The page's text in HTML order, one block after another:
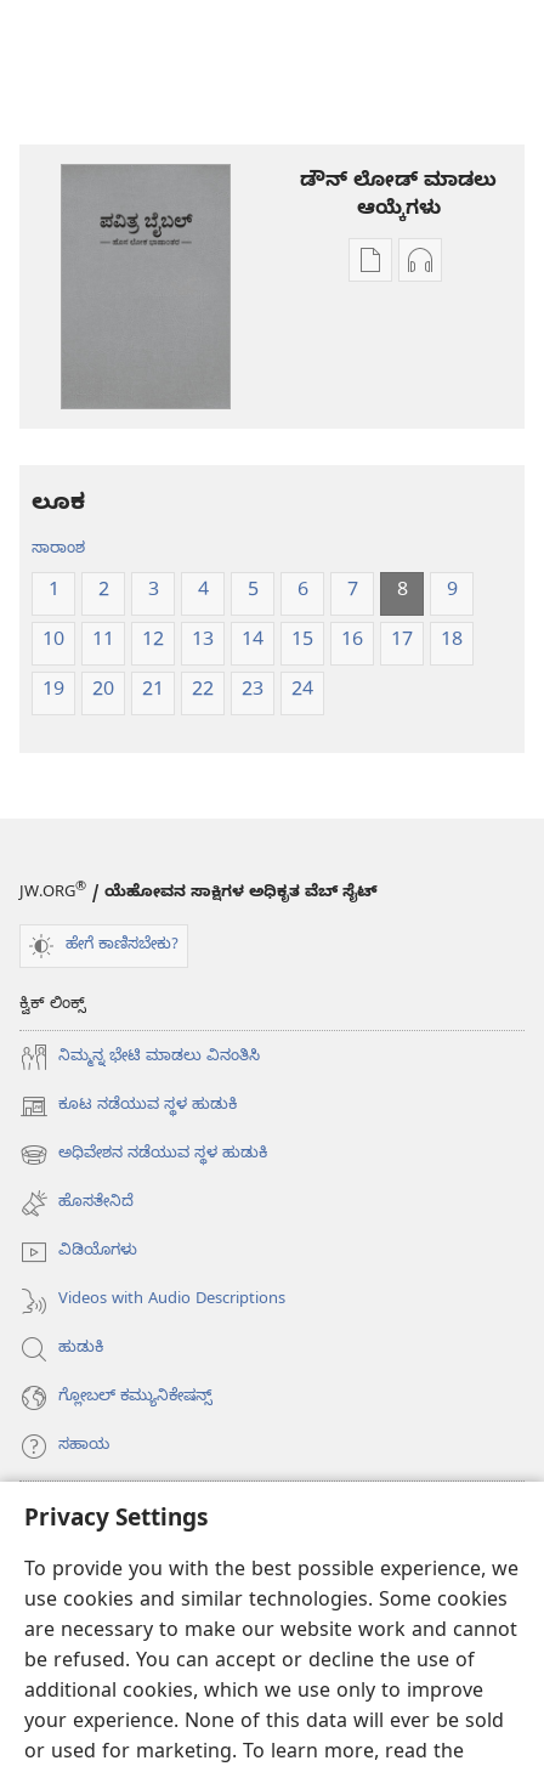
Privacy Settings
To provide you with the best possible experience, we
use cookies and similar technologies. Some cookies
are necessary to make our website work and cannot
be refused. You can accept or decline the use of
additional cookies, which we use only to improve
your experience. None of this data will ever be sold
or used for marketing. To learn more, read the
ಡೌನ್ ಲೋಡ್ ಮಾಡಲು
ಆಯ್ಕೆಗಳು
ಪ್ರಕಾಶನಆಡಿಯೋ
ಲೂಕ
ಸಾರಾಂಶ
1 2 3 4 5 6 7 8
9
10
11 12 13 14 15 16 17
18
19
20 21 22 23 24
JW.ORG® / ಯೆಹೋವನ ಸಾಕ್ಷಿಗಳ ಅಧಿಕೃತ ವೆಬ್ ಸೈಟ್
ಹೇಗೆ ಕಾಣಿಸಬೇಕು?
ಕ್ವಿಕ್ ಲಿಂಕ್ಸ್
ನಿಮ್ಮನ್ನ ಭೇಟಿ ಮಾಡಲು ವಿನಂತಿಸಿ
ಕೂಟ ನಡೆಯುವ ಸ್ಥಳ ಹುಡುಕಿ
(opens
new
window)
ಅಧಿವೇಶನ ನಡೆಯುವ ಸ್ಥಳ ಹುಡುಕಿ
(opens
new
window)
ಹೊಸತೇನಿದೆ
ವಿಡಿಯೊಗಳು
Videos with Audio Descriptions
ಹುಡುಕಿ
ಗ್ಲೋಬಲ್‌ ಕಮ್ಯುನಿಕೇಷನ್ಸ್‌
ಸಹಾಯ
ಕಾಣಿಕೆಗಳು
(opens
window)ವಾಚ್‌ಟವರ್‌ ಆನ್‌ಲೈನ್‌ ಲೈಬ್ರರಿ
(opens
new
window)
®
(opens
new
JW ಲೈಬ್ರರಿಆ್ಯಪ್‌